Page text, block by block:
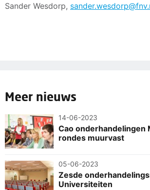
Sander Wesdorp,
Meer nieuws
14-06-2023
Cao onderhandelingen
rondes muurvast
05-06-2023
Zesde
Universiteiten